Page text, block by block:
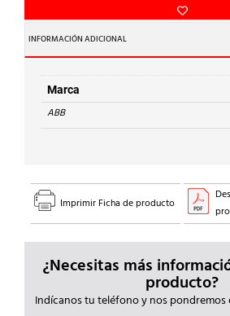
DE
FRECUENCIA
TRIF.ACS480
5,5kW
12A
cantidad
INFORMACIÓN ADICIONAL
Marca
ABB
Imprimir Ficha de producto
¿Necesitas más
producto?
Indícanos tu teléfono y nos